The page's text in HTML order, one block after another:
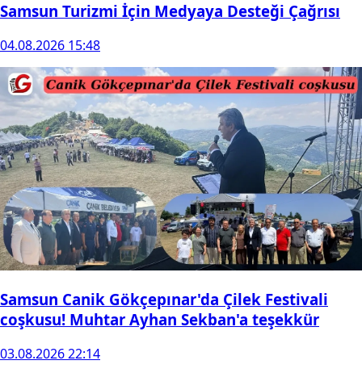
Samsun Turizmi İçin Medyaya Desteği Çağrısı
04.08.2026 15:48
Samsun Canik Gökçepınar'da Çilek Festivali
coşkusu! Muhtar Ayhan Sekban'a teşekkür
03.08.2026 22:14